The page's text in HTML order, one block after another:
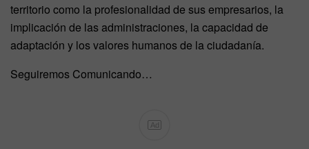
territorio como la profesionalidad de sus empresarios, la
implicación de las administraciones, la capacidad de
adaptación y los valores humanos de la ciudadanía.
Seguiremos Comunicando…
Ad